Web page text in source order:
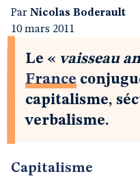
Par Nicolas Boderault
10 mars 2011
Le « vaisseau
France
capitalisme,
verbalisme.
Capitalisme